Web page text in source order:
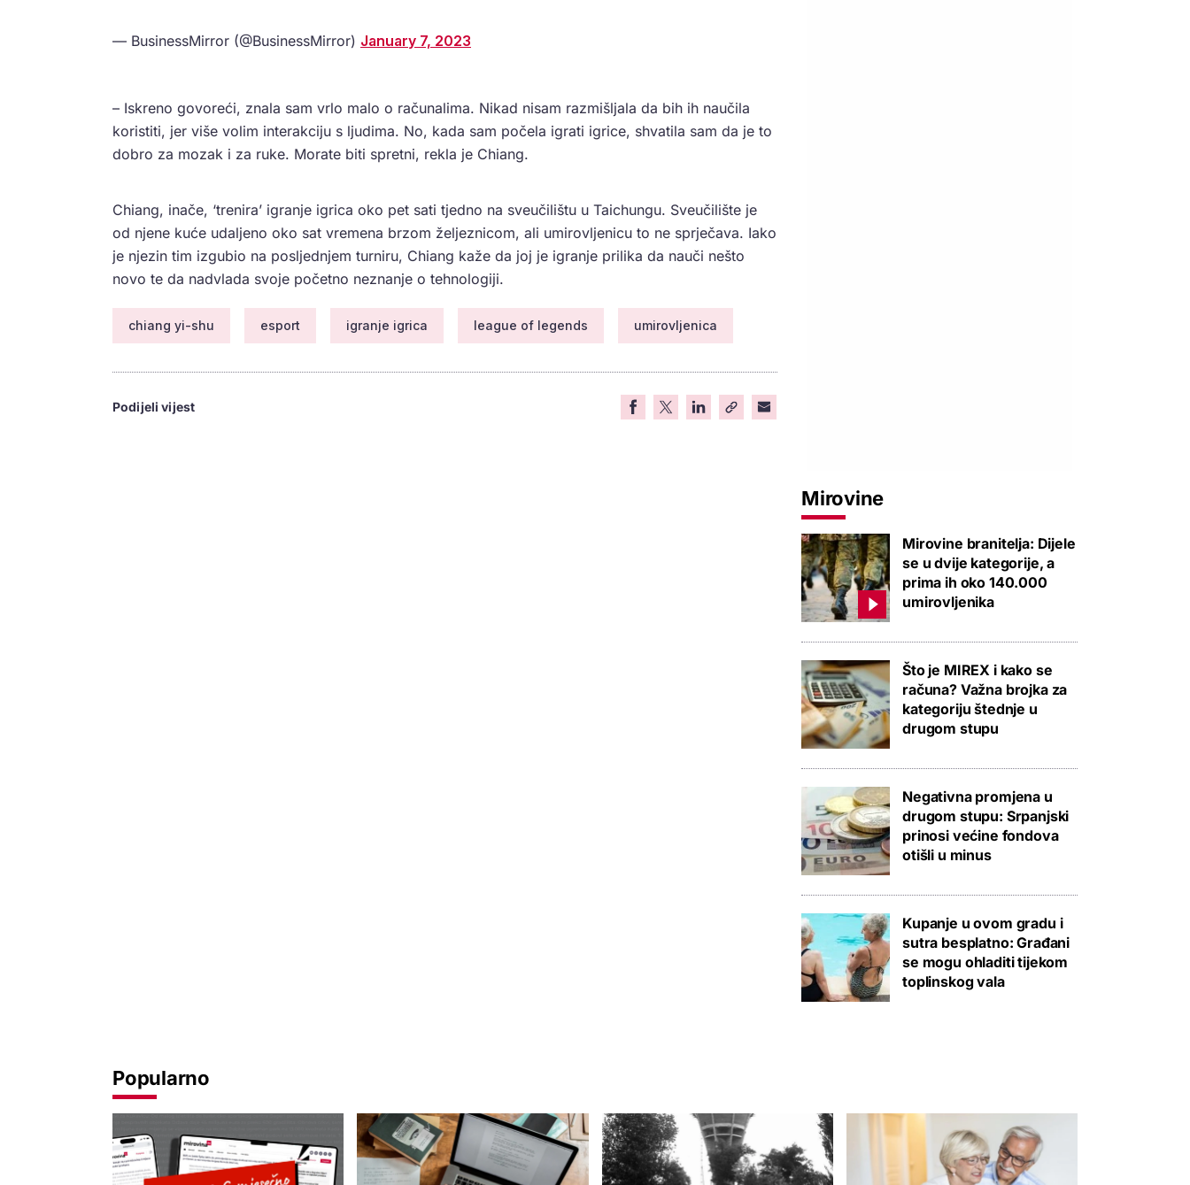
— BusinessMirror (@BusinessMirror) January 7, 2023
– Iskreno govoreći, znala sam vrlo malo o računalima. Nikad nisam razmišljala da bih ih naučila
koristiti, jer više volim interakciju s ljudima. No, kada sam počela igrati igrice, shvatila sam da je to
dobro za mozak i za ruke. Morate biti spretni, rekla je Chiang.
Chiang, inače, ‘trenira’ igranje igrica oko pet sati tjedno na sveučilištu u Taichungu. Sveučilište je
od njene kuće udaljeno oko sat vremena brzom željeznicom, ali umirovljenicu to ne sprječava. Iako
je njezin tim izgubio na posljednjem turniru, Chiang kaže da joj je igranje prilika da nauči nešto
novo te da nadvlada svoje početno neznanje o tehnologiji.
chiang yi-shu esport igranje igrica league of legends umirovljenica
Podijeli vijest
Mirovine
Mirovine branitelja: Dijele
se u dvije kategorije, a
prima ih oko 140.000
umirovljenika
Što je MIREX i kako se
računa? Važna brojka za
kategoriju štednje u
drugom stupu
Negativna promjena u
drugom stupu: Srpanjski
prinosi većine fondova
otišli u minus
Kupanje u ovom gradu i
sutra besplatno: Građani
se mogu ohladiti tijekom
toplinskog vala
Popularno